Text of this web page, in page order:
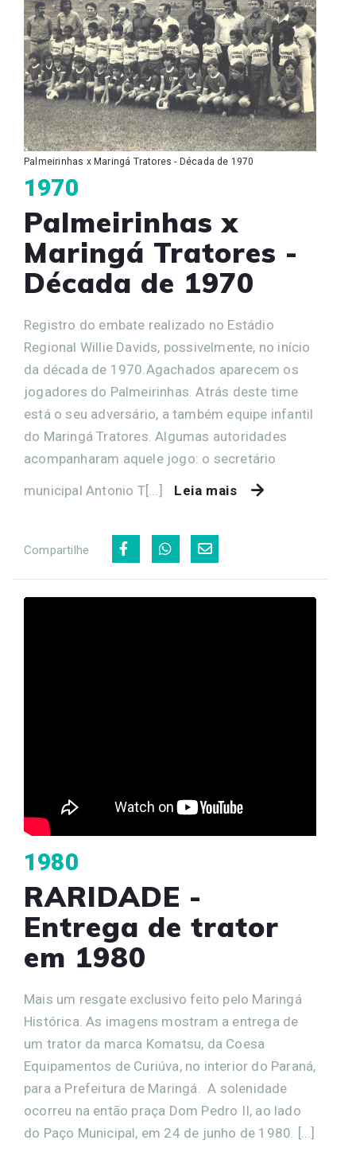
Palmeirinhas x Maringá Tratores - Década de 1970
1970
Palmeirinhas x
Maringá Tratores -
Década de 1970
Registro do embate realizado no Estádio
Regional Willie Davids, possivelmente, no início
da década de 1970.Agachados aparecem os
jogadores do Palmeirinhas. Atrás deste time
está o seu adversário, a também equipe infantil
do Maringá Tratores. Algumas autoridades
acompanharam aquele jogo: o secretário
municipal Antonio T[...]
Leia mais
Compartilhe
1980
RARIDADE -
Entrega de trator
em 1980
Mais um resgate exclusivo feito pelo Maringá
Histórica. As imagens mostram a entrega de
um trator da marca Komatsu, da Coesa
Equipamentos de Curiúva, no interior do Paraná,
para a Prefeitura de Maringá. A solenidade
ocorreu na então praça Dom Pedro II, ao lado
do Paço Municipal, em 24 de junho de 1980. [...]